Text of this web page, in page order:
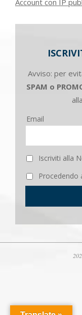
Avviso: per
SPAM o
Email
Iscriviti alla
Procedendo